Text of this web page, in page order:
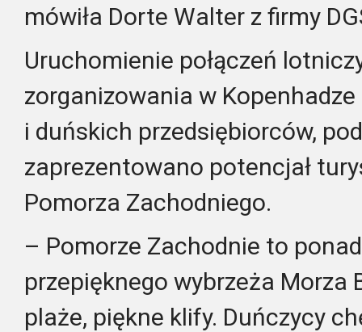
mówiła Dorte Walter z firmy
Uruchomienie połączeń
zorganizowania w
i duńskich przedsiębiorców,
zaprezentowano potencjał
Pomorza Zachodniego.
– Pomorze Zachodnie to
przepięknego wybrzeża Morza
plaże, piękne klify. Duńczycy